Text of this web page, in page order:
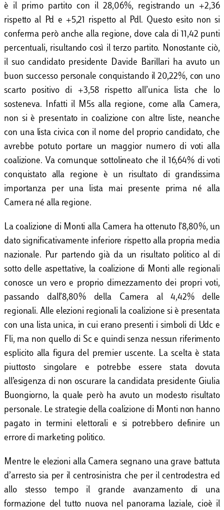
è il primo partito con il 28,06%, registrando un +2,36
rispetto al Pd e +5,21 rispetto al Pdl. Questo esito non si
conferma però anche alla regione, dove cala di 11,42 punti
percentuali, risultando così il terzo partito. Nonostante ciò,
il suo candidato presidente Davide Barillari ha avuto un
buon successo personale conquistando il 20,22%, con uno
scarto positivo di +3,58 rispetto all’unica lista che lo
sosteneva. Infatti il M5s alla regione, come alla Camera,
non si è presentato in coalizione con altre liste, neanche
con una lista civica con il nome del proprio candidato, che
avrebbe potuto portare un maggior numero di voti alla
coalizione. Va comunque sottolineato che il 16,64% di voti
conquistato alla regione è un risultato di grandissima
importanza per una lista mai presente prima né alla
Camera né alla regione.
La coalizione di Monti alla Camera ha ottenuto l’8,80%, un
dato significativamente inferiore rispetto alla propria media
nazionale. Pur partendo già da un risultato politico al di
sotto delle aspettative, la coalizione di Monti alle regionali
conosce un vero e proprio dimezzamento dei propri voti,
passando dall’8,80% della Camera al 4,42% delle
regionali. Alle elezioni regionali la coalizione si è presentata
con una lista unica, in cui erano presenti i simboli di Udc e
Fli, ma non quello di Sc e quindi senza nessun riferimento
esplicito alla figura del premier uscente. La scelta è stata
piuttosto singolare e potrebbe essere stata dovuta
all’esigenza di non oscurare la candidata presidente Giulia
Buongiorno, la quale però ha avuto un modesto risultato
personale. Le strategie della coalizione di Monti non hanno
pagato in termini elettorali e si potrebbero definire un
errore di marketing politico.
Mentre le elezioni alla Camera segnano una grave battuta
d’arresto sia per il centrosinistra che per il centrodestra ed
allo stesso tempo il grande avanzamento di una
formazione del tutto nuova nel panorama laziale, cioè il